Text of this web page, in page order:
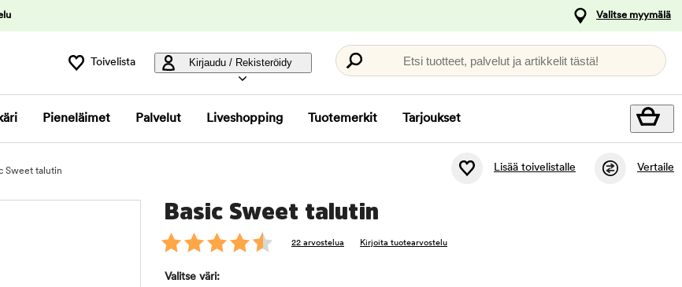
Valitse myymälä
Toivelista Kirjaudu / Rekisteröidy Etsi tuotteet, palvelut ja artikkelit tästä!
Pieneläimet Palvelut Liveshopping Tuotemerkit Tarjoukset
Sweet talutin Lisää toivelistalle Vertaile
Basic Sweet talutin
22 arvostelua Kirjoita tuotearvostelu
Valitse väri: